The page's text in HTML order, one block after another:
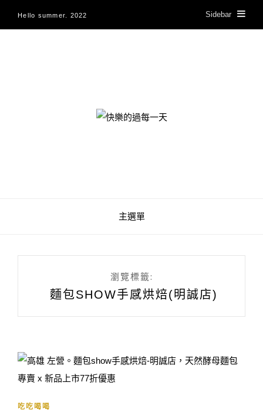
Hello summer. 2022 Sidebar
快樂的過每一天
主選單
瀏覽標籤:
麵包SHOW手感烘焙(明誠店)
吃吃喝喝